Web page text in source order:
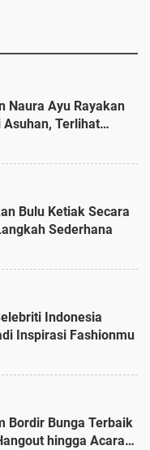
Naura Ayu Rayakan
Asuhan, Terlihat
Cokelat
Bulu Ketiak Secara
Sederhana
Indonesia
Inspirasi Fashionmu
Bordir Bunga Terbaik
hingga Acara